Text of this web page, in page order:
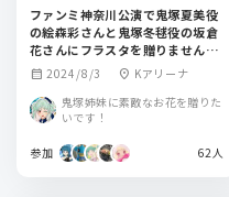
ファンミ神奈川公演で鬼塚夏美役
の絵森彩さんと鬼塚冬毬役の坂倉
花さんにフラスタを贈りません
か？
calendar_month 2024/8/3 location_on Kアリーナ
鬼塚姉妹に素敵なお花を贈りた
いです！
参加 62人